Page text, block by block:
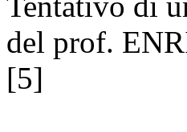
del prof.
[5]